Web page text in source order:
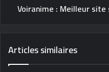
Voiranime : Meilleur
Articles similaires